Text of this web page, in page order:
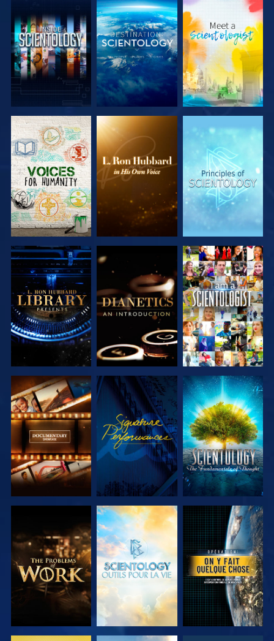
DÉCOUVRIR
LES SÉRIES
DÉCOUVRIR
LES SÉRIES
DÉCOUVRIR
LES SÉRIES
DÉCOUVRIR
LES SÉRIES
DÉCOUVRIR
LES SÉRIES
REGARDER
DÉCOUVRIR
LES SÉRIES
REGARDER
DÉCOUVRIR
LES SÉRIES
DÉCOUVRIR
LES SÉRIES
DÉCOUVRIR
LES SÉRIES
REGARDER